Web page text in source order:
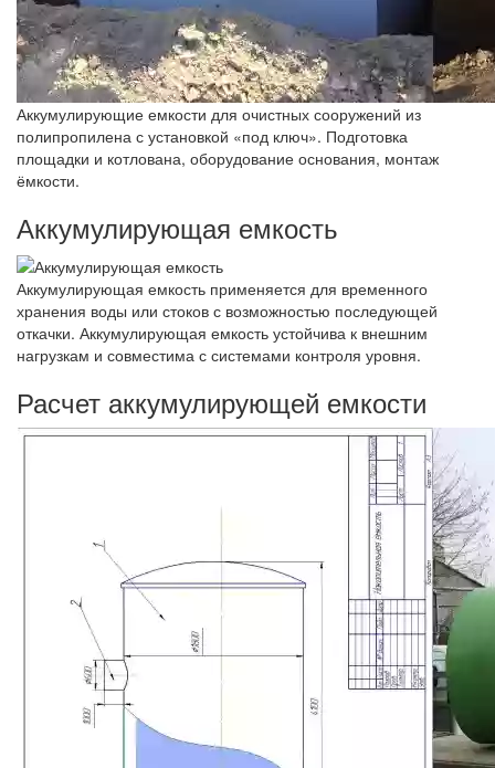
Аккумулирующие емкости для очистных сооружений из
полипропилена с установкой «под ключ». Подготовка
площадки и котлована, оборудование основания, монтаж
ёмкости.
Аккумулирующая емкость
Аккумулирующая емкость применяется для временного
хранения воды или стоков с возможностью последующей
откачки. Аккумулирующая емкость устойчива к внешним
нагрузкам и совместима с системами контроля уровня.
Расчет аккумулирующей емкости